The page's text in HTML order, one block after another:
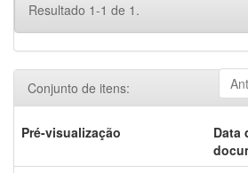
Resultado 1-1 de 1.
Conjunto de itens:
Pré-visualização
Data